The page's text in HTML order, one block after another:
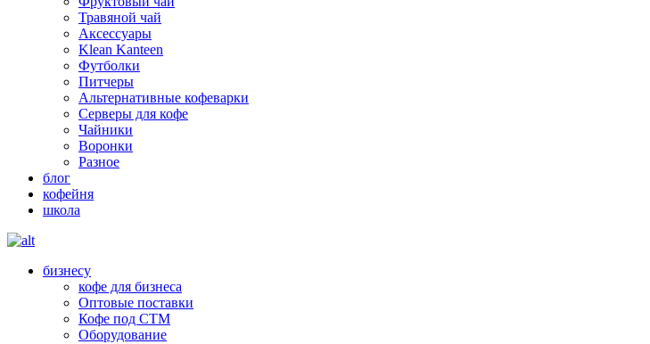
Травяной чай
Аксессуары
Klean Kanteen
Футболки
Питчеры
Альтернативные кофеварки
Серверы для кофе
Чайники
Воронки
Разное
блог
кофейня
школа
бизнесу
кофе для бизнеса
Оптовые поставки
Кофе под СТМ
Оборудование